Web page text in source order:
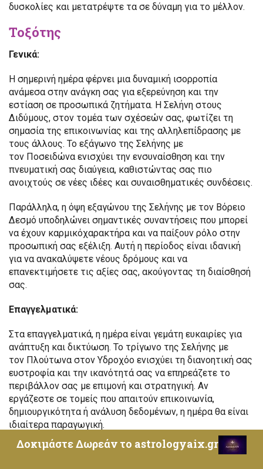
δυσκολίες και μετατρέψτε τα σε δύναμη για το μέλλον.
Τοξότης
Γενικά:
Η σημερινή ημέρα φέρνει μια δυναμική ισορροπία
ανάμεσα στην ανάγκη σας για εξερεύνηση και την
εστίαση σε προσωπικά ζητήματα. Η Σελήνη στους
Διδύμους, στον τομέα των σχέσεών σας, φωτίζει τη
σημασία της επικοινωνίας και της αλληλεπίδρασης με
τους άλλους. Το εξάγωνο της Σελήνης με
τον Ποσειδώνα ενισχύει την ενσυναίσθηση και την
πνευματική σας διαύγεια, καθιστώντας σας πιο
ανοιχτούς σε νέες ιδέες και συναισθηματικές συνδέσεις.
Παράλληλα, η όψη εξαγώνου της Σελήνης με τον Βόρειο
Δεσμό υποδηλώνει σημαντικές συναντήσεις που μπορεί
να έχουν καρμικόχαρακτήρα και να παίξουν ρόλο στην
προσωπική σας εξέλιξη. Αυτή η περίοδος είναι ιδανική
για να ανακαλύψετε νέους δρόμους και να
επανεκτιμήσετε τις αξίες σας, ακούγοντας τη διαίσθησή
σας.
Επαγγελματικά:
Στα επαγγελματικά, η ημέρα είναι γεμάτη ευκαιρίες για
ανάπτυξη και δικτύωση. Το τρίγωνο της Σελήνης με
τον Πλούτωνα στον Υδροχόο ενισχύει τη διανοητική σας
ευστροφία και την ικανότητά σας να επηρεάζετε το
περιβάλλον σας με επιμονή και στρατηγική. Αν
εργάζεστε σε τομείς που απαιτούν επικοινωνία,
δημιουργικότητα ή ανάλυση δεδομένων, η ημέρα θα είναι
ιδιαίτερα παραγωγική.
Ωστόσο, το ημιτετράγωνο της Σελήνης με τον Άρη
Δοκιμάστε Δωρεάν το astrologyaix.gr